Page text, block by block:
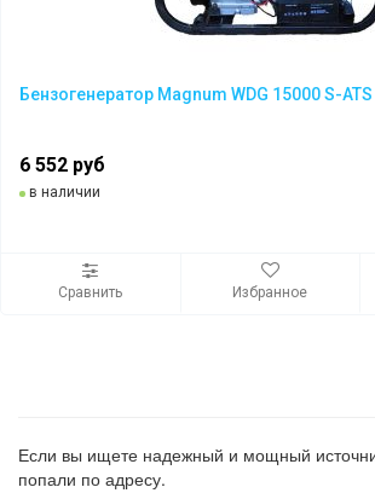
Бензогенератор Magnum WDG 15000 S-ATS
6 552 руб
в наличии
Сравнить Избранное
Если вы ищете надежный и мощный
попали по адресу.